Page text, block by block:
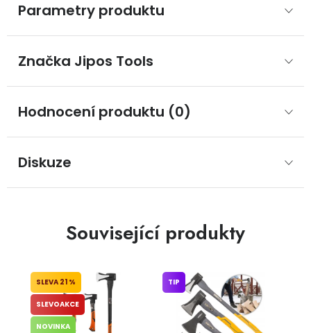
Parametry produktu
Značka Jipos Tools
Hodnocení produktu (0)
Diskuze
Související produkty
21 %
SLEVOAKCE
NOVINKA
TIP